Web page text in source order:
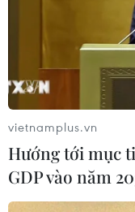
vietnamplus.vn
Hướng tới mục
GDP vào năm